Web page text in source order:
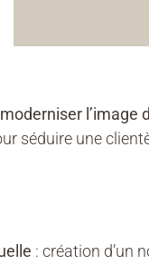
moderniser l’image
séduire une
: création d’un